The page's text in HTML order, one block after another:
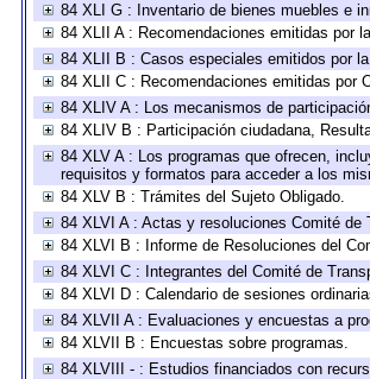
84 XLI G : Inventario de bienes muebles e
84 XLII A : Recomendaciones emitidas por
84 XLII B : Casos especiales emitidos por
84 XLII C : Recomendaciones emitidas por
84 XLIV A : Los mecanismos de
84 XLIV B : Participación ciudadana,
84 XLV A : Los programas que ofrecen,
requisitos y formatos para acceder a los
84 XLV B : Trámites del Sujeto Obligado.
84 XLVI A : Actas y resoluciones Comité
84 XLVI B : Informe de Resoluciones del
84 XLVI C : Integrantes del Comité de
84 XLVI D : Calendario de sesiones
84 XLVII A : Evaluaciones y encuestas a
84 XLVII B : Encuestas sobre programas.
84 XLVIII - : Estudios financiados con